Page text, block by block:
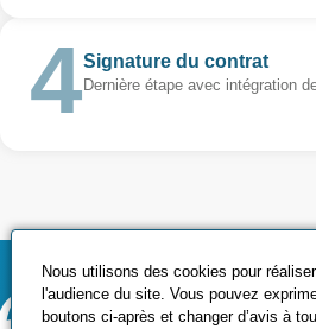
Signature du contrat
Dernière étape avec intégration
Nous utilisons des cookies pour
l'audience du site. Vous pouvez
boutons ci-après et changer d’avis à